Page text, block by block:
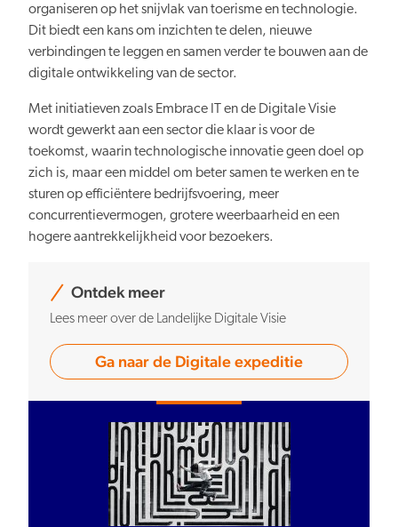
organiseren op het snijvlak van toerisme en technologie.
Dit biedt een kans om inzichten te delen, nieuwe
verbindingen te leggen en samen verder te bouwen aan de
digitale ontwikkeling van de sector.
Met initiatieven zoals Embrace IT en de Digitale Visie
wordt gewerkt aan een sector die klaar is voor de
toekomst, waarin technologische innovatie geen doel op
zich is, maar een middel om beter samen te werken en te
sturen op efficiëntere bedrijfsvoering, meer
concurrentievermogen, grotere weerbaarheid en een
hogere aantrekkelijkheid voor bezoekers.
Ontdek meer
Lees meer over de Landelijke Digitale Visie
Ga naar de Digitale expeditie